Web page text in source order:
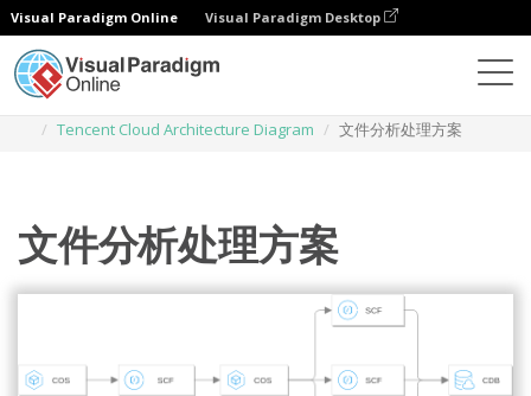
Visual Paradigm Online Visual Paradigm Desktop
Tencent Cloud Architecture Diagram
文件分析处理方案
文件分析处理方案